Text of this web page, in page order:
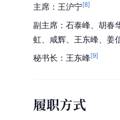
主席： 王沪宁[8]
副主席：石泰峰、胡春
虹、咸辉、王东峰、姜
秘书长：王东峰[9]
履职方式